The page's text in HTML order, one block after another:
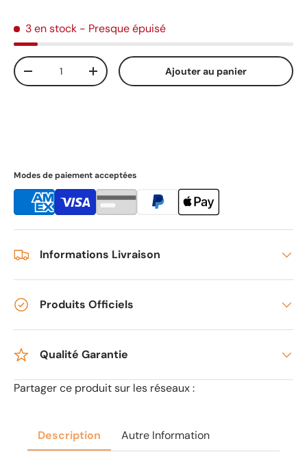
3 en stock - Presque épuisé
Qté
Diminuer la quantitéAugmenter la quantitéAjouter au panier
Modes de paiement acceptées
Informations Livraison
Produits Officiels
Qualité Garantie
Partager ce produit sur les réseaux :
Description Autre Information